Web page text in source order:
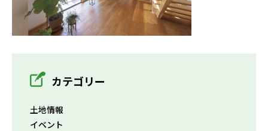
カテゴリー
土地情報
イベント